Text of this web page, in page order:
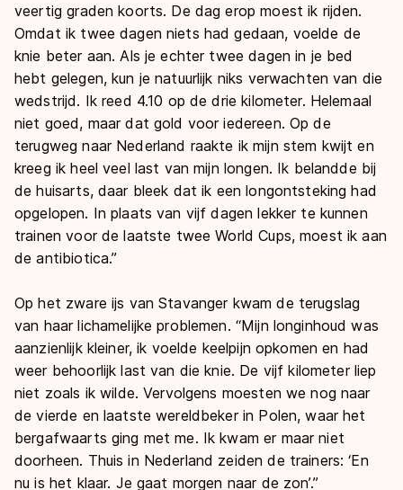
veertig graden koorts. De dag erop moest ik rijden.
Omdat ik twee dagen niets had gedaan, voelde de
knie beter aan. Als je echter twee dagen in je bed
hebt gelegen, kun je natuurlijk niks verwachten van die
wedstrijd. Ik reed 4.10 op de drie kilometer. Helemaal
niet goed, maar dat gold voor iedereen. Op de
terugweg naar Nederland raakte ik mijn stem kwijt en
kreeg ik heel veel last van mijn longen. Ik belandde bij
de huisarts, daar bleek dat ik een longontsteking had
opgelopen. In plaats van vijf dagen lekker te kunnen
trainen voor de laatste twee World Cups, moest ik aan
de antibiotica.”
Op het zware ijs van Stavanger kwam de terugslag
van haar lichamelijke problemen. “Mijn longinhoud was
aanzienlijk kleiner, ik voelde keelpijn opkomen en had
weer behoorlijk last van die knie. De vijf kilometer liep
niet zoals ik wilde. Vervolgens moesten we nog naar
de vierde en laatste wereldbeker in Polen, waar het
bergafwaarts ging met me. Ik kwam er maar niet
doorheen. Thuis in Nederland zeiden de trainers: ‘En
nu is het klaar. Je gaat morgen naar de zon’.”